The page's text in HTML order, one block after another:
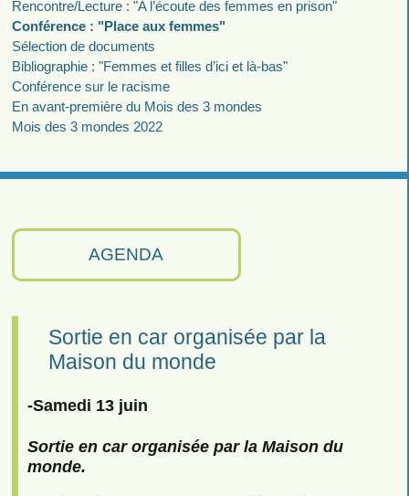
AGENDA
Sortie en car organisée par la
Maison du monde
-Samedi 13 juin
Sortie en car organisée par la Maison du
monde.
Rencontre/Lecture : "A l’écoute des femmes en prison"
Conférence : "Place aux femmes"
Sélection de documents
Bibliographie : "Femmes et filles d’ici et là-bas"
Conférence sur le racisme
En avant-première du Mois des 3 mondes
Mois des 3 mondes 2022